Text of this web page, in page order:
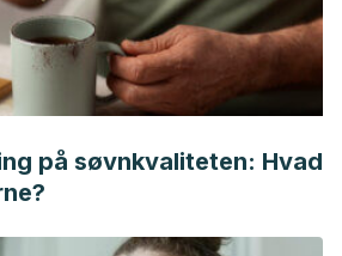
La Red, G., Collvinent, B., Bragulat, E.,
M. (2005). Impacto de la ola de
2003 en la actividad de un servicio de
Medicina Clinica.
13077379
på søvnkvaliteten: Hvad